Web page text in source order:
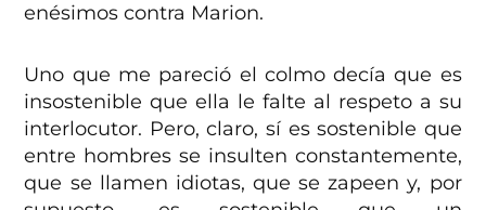
enésimos contra Marion.
Uno que me pareció el colmo decía que es
insostenible que ella le falte al respeto a su
interlocutor. Pero, claro, sí es sostenible que
entre hombres se insulten constantemente,
que se llamen idiotas, que se zapeen y, por